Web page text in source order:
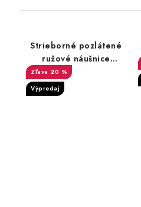
Strieborné pozlátené
ružové náušnice
okrúhle
20 %
Výpredaj